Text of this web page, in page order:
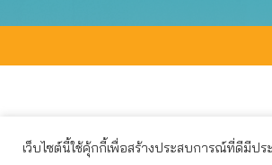
เว็บไซต์นี้ใช้คุ้กกี้เพื่อสร้างประสบการณ์ที่ดีมีป
เว็บไซต์นี้ใช้คุกกี้เพื่อมอบประสบกา